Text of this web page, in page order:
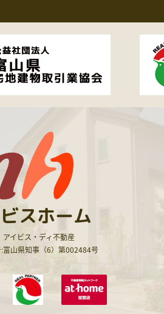
スホーム
アイビス・ディ不動産
富山県知事（6）第002484号